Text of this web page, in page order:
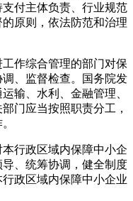
付主体负责、行业规范
原则，依法防范和治理
作综合管理的部门对保
、监督检查。国务院发
输、水利、金融管理、
门应当按照职责分工，
行政区域内保障中小企
、统筹协调，健全制度
政区域内保障中小企业